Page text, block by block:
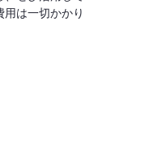
は一切かかり